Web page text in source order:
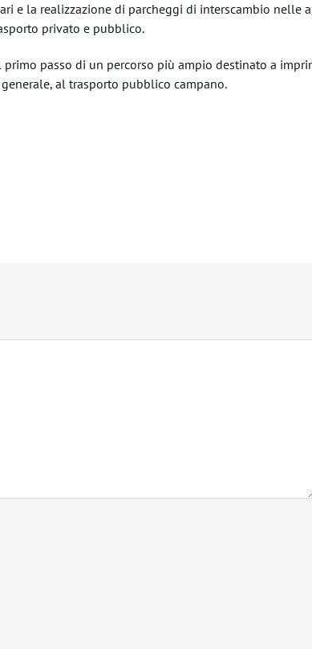
e la realizzazione di parcheggi di interscambio nelle
privato e pubblico.
passo di un percorso più ampio destinato a
al trasporto pubblico campano.